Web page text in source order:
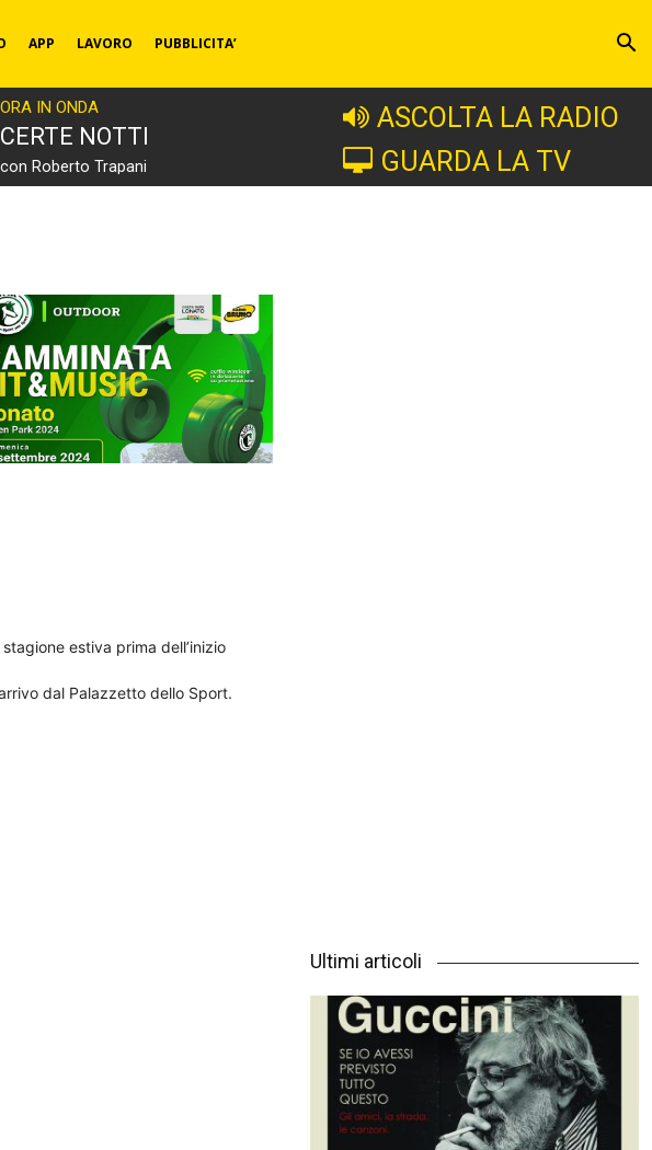
APP LAVORO PUBBLICITA’
ORA IN ONDA
CERTE NOTTI
con Roberto Trapani
ASCOLTA LA RADIO
GUARDA LA TV
estiva prima dell’inizio
dal Palazzetto dello Sport.
Ultimi articoli